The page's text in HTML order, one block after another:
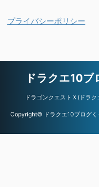
プライバシーポリシー
ドラクエ10
ドラゴンクエストＸ(ドラ
Copyright© ドラクエ10ブログ